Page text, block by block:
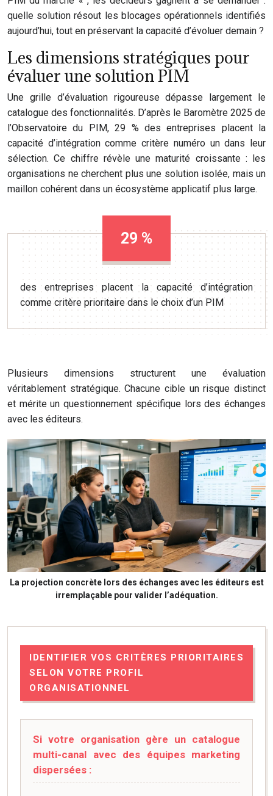
quelle solution résout les blocages opérationnels identifiés
aujourd’hui, tout en préservant la capacité d’évoluer demain ?
Les dimensions stratégiques pour
évaluer une solution PIM
Une grille d’évaluation rigoureuse dépasse largement le
catalogue des fonctionnalités. D’après le Baromètre 2025 de
l’Observatoire du PIM, 29 % des entreprises placent la
capacité d’intégration comme critère numéro un dans leur
sélection. Ce chiffre révèle une maturité croissante : les
organisations ne cherchent plus une solution isolée, mais un
maillon cohérent dans un écosystème applicatif plus large.
29 %
des entreprises placent la capacité d’intégration
comme critère prioritaire dans le choix d’un PIM
Plusieurs dimensions structurent une évaluation
véritablement stratégique. Chacune cible un risque distinct
et mérite un questionnement spécifique lors des échanges
avec les éditeurs.
La projection concrète lors des échanges avec les éditeurs est
irremplaçable pour valider l’adéquation.
IDENTIFIER VOS CRITÈRES PRIORITAIRES
SELON VOTRE PROFIL
ORGANISATIONNEL
Si votre organisation gère un catalogue
multi-canal avec des équipes marketing
dispersées :